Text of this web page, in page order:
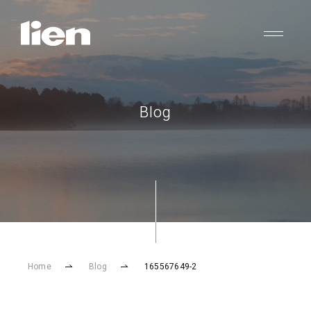
Blog
Home Blog 165567649-2